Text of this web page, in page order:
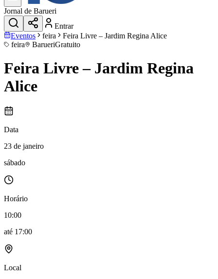
Jornal de Barueri
Entrar
Eventos
feira
Feira Livre – Jardim Regina Alice
feira
BarueriGratuito
Feira Livre – Jardim Regina
Alice
Data
23 de janeiro
sábado
Horário
10:00
até 17:00
Local